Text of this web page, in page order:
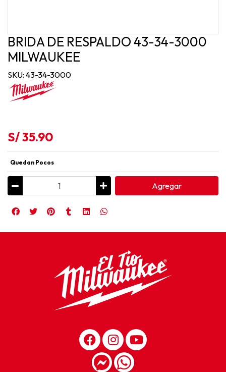
BRIDA DE RESPALDO 43-34-3000
MILWAUKEE
SKU: 43-34-3000
S/ 35.90
Quedan Pocos
Agregar